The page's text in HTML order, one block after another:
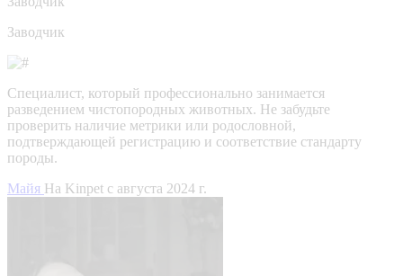
Заводчик
Специалист, который профессионально занимается
разведением чистопородных животных. Не забудьте
проверить наличие метрики или родословной,
подтверждающей регистрацию и соответствие стандарту
породы.
Майя На Kinpet c августа 2024 г.